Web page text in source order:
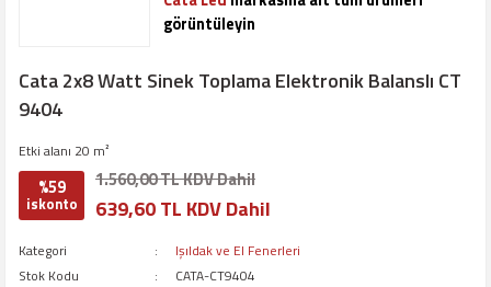
görüntüleyin
Cata 2x8 Watt Sinek Toplama Elektronik Balanslı CT
9404
Etki alanı 20 m²
%59
iskonto
1.560,00 TL KDV Dahil
639,60 TL KDV Dahil
Kategori
Işıldak ve El Fenerleri
Stok Kodu
CATA-CT9404